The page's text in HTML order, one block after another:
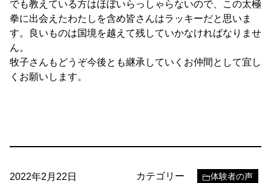
でも教えている方はほぼいらっしゃらないので、この太極
拳に出会えたわたしを含め皆さんはラッキーだと思いま
す。良いものは国境を越えて残していかなければなりませ
ん。
牧子さんもどうぞ今後とも継承していくお仲間として宜し
くお願いします。
2022年2月22日 カテゴリー 体験者の声